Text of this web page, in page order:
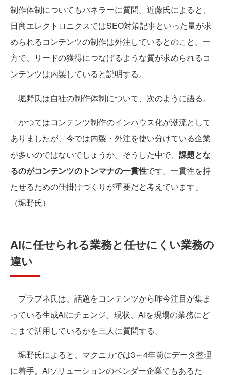
制作体制についてもパネラーに質問。近藤氏によると、
日商エレクトロニクスではSEO対策記事といった量が求
められるコンテンツの制作は外注しているとのこと。一
方で、リードの獲得につなげるような質が求められるコ
ンテンツは内製していると説明する。
堀野氏は自社の制作体制について、次のように語る。
「かつてはコンテンツ制作のインハウス化が潮流として
ありましたが、今では内製・外注を使い分けている企業
が多いのではないでしょうか。そうした中で、 課題とな
るのがコンテンツのトンマナの一貫性です。一貫性を持
たせるための仕掛けづくりが重要だと考えています」
（堀野氏）
AIに任せられる業務と任せにくい業務の
違い
プラブネ氏は、話題をコンテンツから昨今注目が集ま
っている生成AIにチェンジ。現状、AIを現場の業務にど
こまで活用しているかを三人に質問する。
堀野氏によると、マクニカでは3～4年前にデータ整理
に着手。AIソリューションのベンダー企業でもあるた